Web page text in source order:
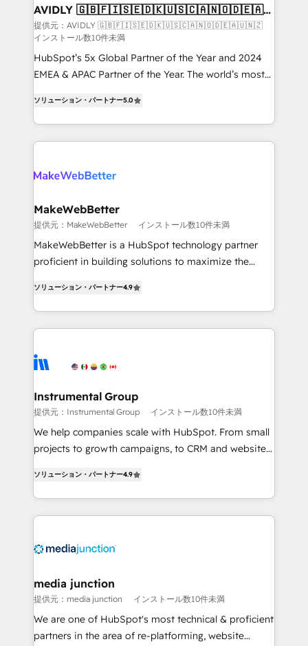
we help: ✔️ Full HubSpot implementations and portal
optimization ✔️ Data migrations, CRM architecture,
and reporting foundations ✔️ Custom integrations
and workflow automation ✔️ User adoption
programs, training, and enablement Through project-
partnerships, we guide organizations through the
revenue maturity model - delivering the right
improvements at the right time so operations
grows.
AVIDLY 🇬🇧🇫🇮🇸🇪🇩🇰🇺🇸🇨🇦🇳🇴🇩🇪🇦🇺
🇳🇿
提供元：AVIDLY 🇬🇧🇫🇮🇸🇪🇩🇰🇺🇸🇨🇦🇳🇴🇩🇪🇦🇺🇳🇿
インストール数10件未満
HubSpot’s 5x Global Partner of the Year and 2024
EMEA & APAC Partner of the Year. The world’s most
Partner. 🚀 With 2,750+ HubSpot projects delivered
and 370+ specialists across EMEA, APAC and NAM,
we de-risk complex CRM programmes and
multi-region migrations to AI-powered automation,
scale. 🏆 HubSpot’s CEO called us “the partner of the
future.” Others agree it is proof of trust built through
measurable impact.
ソリューション・パートナー5.0
MakeWebBetter
提供元：MakeWebBetter インストール数10件未満
MakeWebBetter is a HubSpot technology partner
proficient in building solutions to maximize the
growing tech-enabler & facilitator, MakeWebBetter,
hands you the blend of HubSpot expertise &
eminent solutions & integrations. Trust us to
Elite Partners with 10+ years of HubSpot experience
Premier Partner 2023 🌟5 HubSpot Accreditations 🌟
Won HubSpot Theme Challenge 2021 🌟INBOUND’19
HubSpot Rising Star Why us? Harnessing the full
potential of the powerful HubSpot CRM. ✔️A team of
HubSpot experience ✔️Flexible pricing models —
Hourly-fee (assigned one Dedicated HubSpot
requirement). ✔️Helped over 25,000+ customers so
ソリューション・パートナー4.9
Instrumental Group
提供元：Instrumental Group インストール数10件未満
We help companies scale with HubSpot. From small
projects to growth campaigns, to CRM and websites.
HubSpot and willing to work hand-in-hand with your
team to simplify the complex and build a better
experience for your team and customers.
ソリューション・パートナー4.9
media junction
提供元：media junction インストール数10件未満
We are one of HubSpot's most technical & proficient
partners in the area of re-platforming, website